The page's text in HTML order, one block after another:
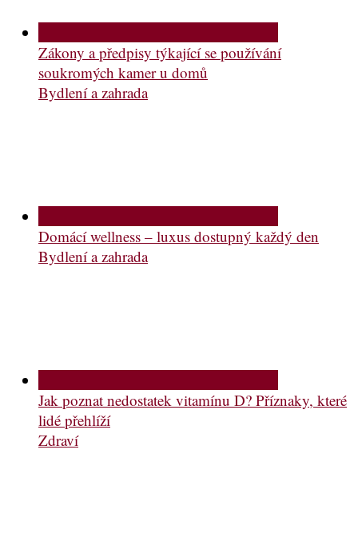
Zákony a předpisy týkající se používání
soukromých kamer u domů
Bydlení a zahrada
Domácí wellness – luxus dostupný každý den
Bydlení a zahrada
Jak poznat nedostatek vitamínu D? Příznaky, které
lidé přehlíží
Zdraví